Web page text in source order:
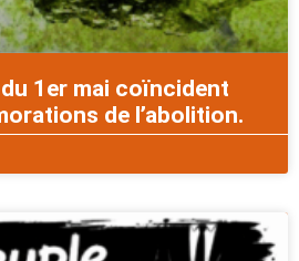
1er mai coïncident
de l’abolition.